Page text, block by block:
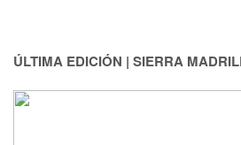
ÚLTIMA EDICIÓN | SIERRA